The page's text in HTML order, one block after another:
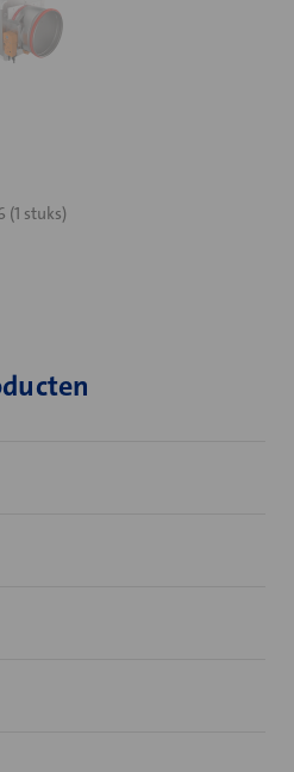
(1 stuks)